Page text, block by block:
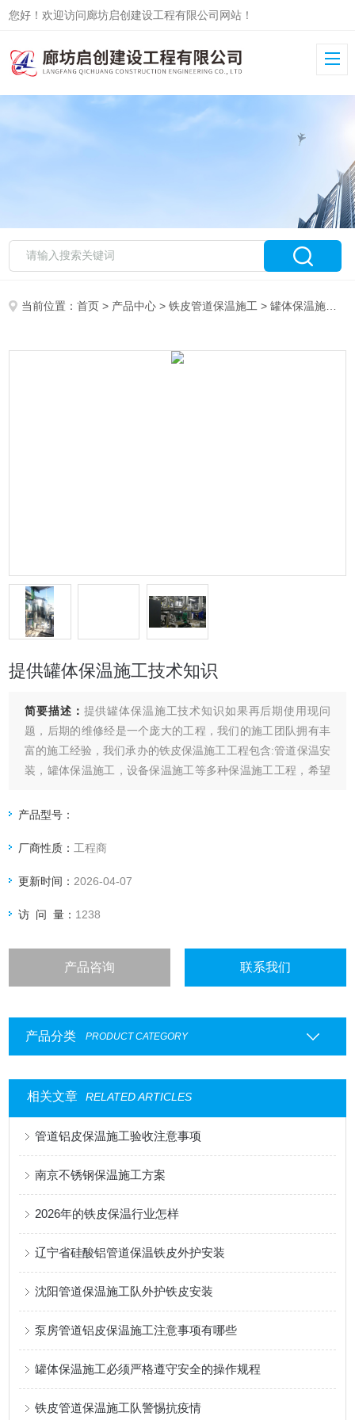
您好！欢迎访问廊坊启创建设工程有限公司网站！
当前位置：首页 > 产品中心 >铁皮管道保温施工 >罐体保温施工
提供罐体保温施工技术知识
简要描述： 提供罐体保温施工技术知识如果再后期使用现问
题，后期的维修经是一个庞大的工程，我们的施工团队拥有丰
富的施工经验，我们承办的铁皮保温施工工程包含:管道保温安
装，罐体保温施工，设备保温施工等多种保温施工工程，希望
常讲究的，在施工的时候不用担心达不到保温的效果，可以确
的同时
产品型号：
厂商性质： 工程商
更新时间： 2026-04-07
访 问 量： 1238
产品咨询 联系我们
产品分类 PRODUCT CATEGORY
相关文章 RELATED ARTICLES
管道铝皮保温施工验收注意事项
南京不锈钢保温施工方案
2026年的铁皮保温行业怎样
辽宁省硅酸铝管道保温铁皮外护安装
沈阳管道保温施工队外护铁皮安装
泵房管道铝皮保温施工注意事项有哪些
罐体保温施工必须严格遵守安全的操作规程
铁皮管道保温施工队警惕抗疫情